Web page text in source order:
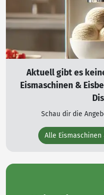
Aktuell gibt es
Eismaschinen &
Schau dir die
Alle